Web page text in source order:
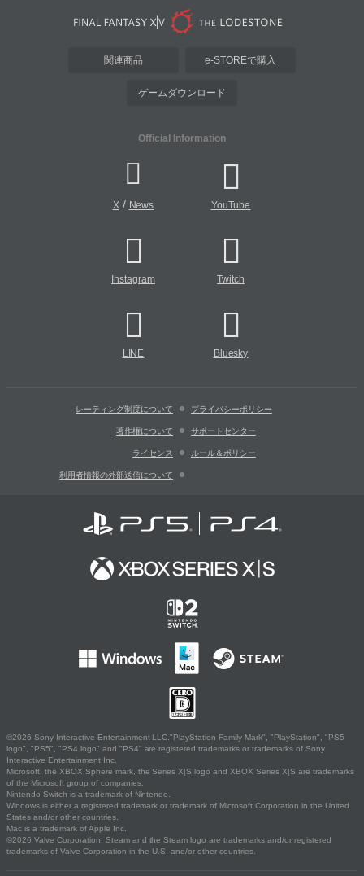
関連商品 e-STOREで購入
ゲームダウンロード
Official Information
X/ News YouTube
Instagram Twitch
LINE Bluesky
レーティング制度について プライバシーポリシー
著作権について サポートセンター
ライセンス ルール＆ポリシー
利用者情報の外部送信について
©2026 Sony Interactive Entertainment LLC."PlayStation Family Mark", "PlayStation", "PS5
logo", "PS5", "PS4 logo" and "PS4" are registered trademarks or trademarks of Sony
Interactive Entertainment Inc.
Microsoft, the XBOX Sphere mark, the Series X|S logo and XBOX Series X|S are trademarks
of the Microsoft group of companies.
Nintendo Switch is a trademark of Nintendo.
Windows is either a registered trademark or trademark of Microsoft Corporation in the United
States and/or other countries.
Mac is a trademark of Apple Inc.
©2026 Valve Corporation. Steam and the Steam logo are trademarks and/or registered
trademarks of Valve Corporation in the U.S. and/or other countries.